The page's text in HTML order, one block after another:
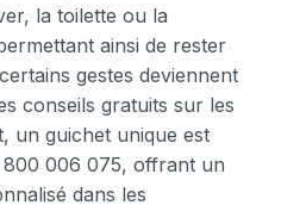
la toilette ou la
ainsi de rester
gestes deviennent
conseils gratuits sur les
un guichet unique est
006 075, offrant un
dans les